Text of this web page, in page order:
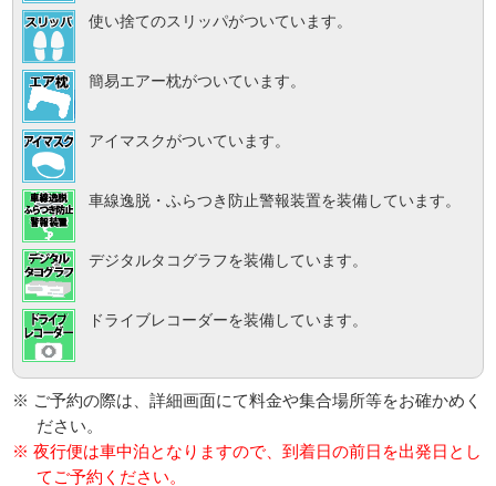
使い捨てのスリッパがついています。
簡易エアー枕がついています。
アイマスクがついています。
車線逸脱・ふらつき防止警報装置を装備しています。
デジタルタコグラフを装備しています。
ドライブレコーダーを装備しています。
※ ご予約の際は、詳細画面にて料金や集合場所等をお確かめく
ださい。
※ 夜行便は車中泊となりますので、到着日の前日を出発日とし
てご予約ください。